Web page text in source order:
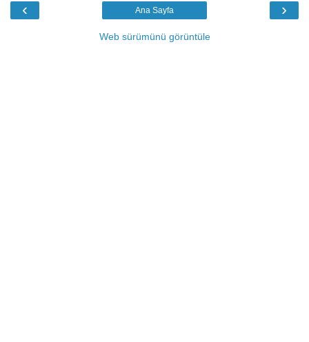
‹ ›
Ana Sayfa
Web sürümünü görüntüle